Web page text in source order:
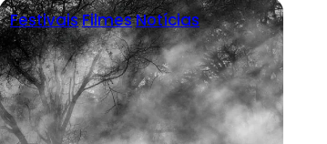
FestivaisFilmesNotícias